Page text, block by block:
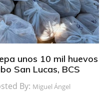
unos 10 mil huevos
San Lucas, BCS
By: Miguel Ángel